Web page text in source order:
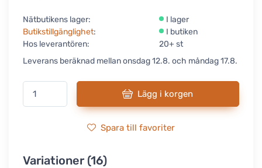
Nätbutikens lager:
I lager
Butikstillgänglighet:
I butiken
Hos leverantören:
20+ st
Leverans beräknad mellan onsdag 12.8. och måndag 17.8.
Lägg i korgen
Spara till favoriter
Variationer (16)